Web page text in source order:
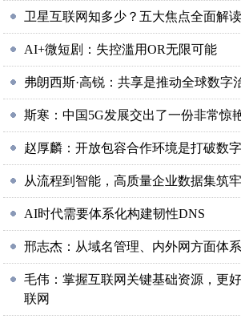
卫星互联网知多少？五大焦点全面解读
AI+微短剧：失控滥用OR无限可能
弗朗西斯·高锐：共享是推动全球数字
斯寒：中国5G发展交出了一份非常惊
赵厚麟：开放包容合作环境是打破数
从流程到智能，高质量企业数据集筑
AI时代需要体系化构建韧性DNS
邢志杰：从域名管理、内外网方面体
毛伟：掌握互联网关键基础资源，更
联网